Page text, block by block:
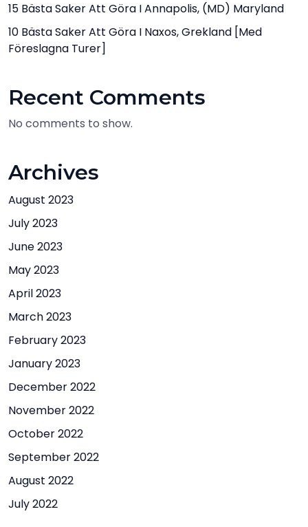
15 Bästa Saker Att Göra I Annapolis, (MD) Maryland
10 Bästa Saker Att Göra I Naxos, Grekland [med
Föreslagna Turer]
Recent Comments
No comments to show.
Archives
August 2023
July 2023
June 2023
May 2023
April 2023
March 2023
February 2023
January 2023
December 2022
November 2022
October 2022
September 2022
August 2022
July 2022